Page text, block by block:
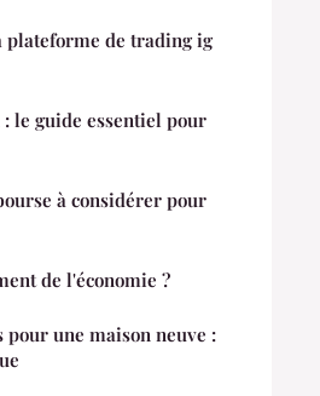
plateforme de trading ig
le guide essentiel pour
à considérer pour
de l'économie ?
pour une maison neuve :